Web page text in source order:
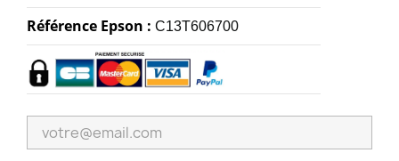
Référence Epson : C13T606700